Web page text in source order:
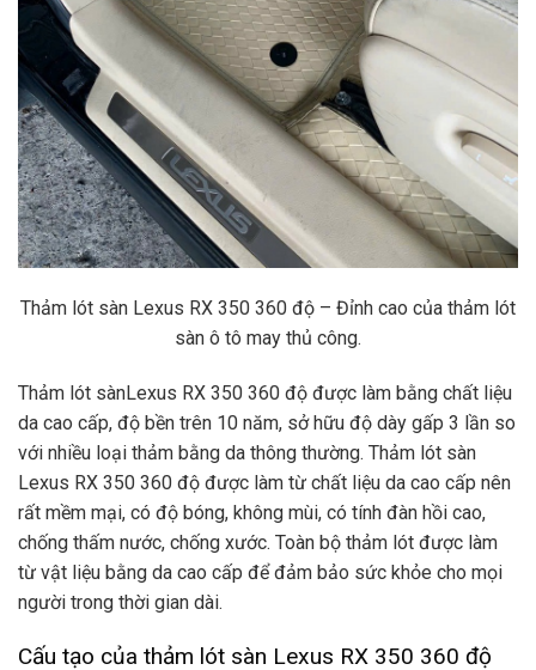
Thảm lót sàn Lexus RX 350 360 độ – Đỉnh cao của thảm lót
sàn ô tô may thủ công.
Thảm lót sànLexus RX 350 360 độ được làm bằng chất liệu
da cao cấp, độ bền trên 10 năm, sở hữu độ dày gấp 3 lần so
với nhiều loại thảm bằng da thông thường. Thảm lót sàn
Lexus RX 350 360 độ được làm từ chất liệu da cao cấp nên
rất mềm mại, có độ bóng, không mùi, có tính đàn hồi cao,
chống thấm nước, chống xước. Toàn bộ thảm lót được làm
từ vật liệu bằng da cao cấp để đảm bảo sức khỏe cho mọi
người trong thời gian dài.
Cấu tạo của thảm lót sàn Lexus RX 350 360 độ